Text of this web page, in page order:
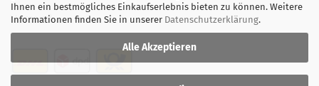
Ihnen ein bestmögliches Einkaufserlebnis bieten zu können. Weitere
Informationen finden Sie in unserer Datenschutzerklärung.
Alle Akzeptieren
Versand